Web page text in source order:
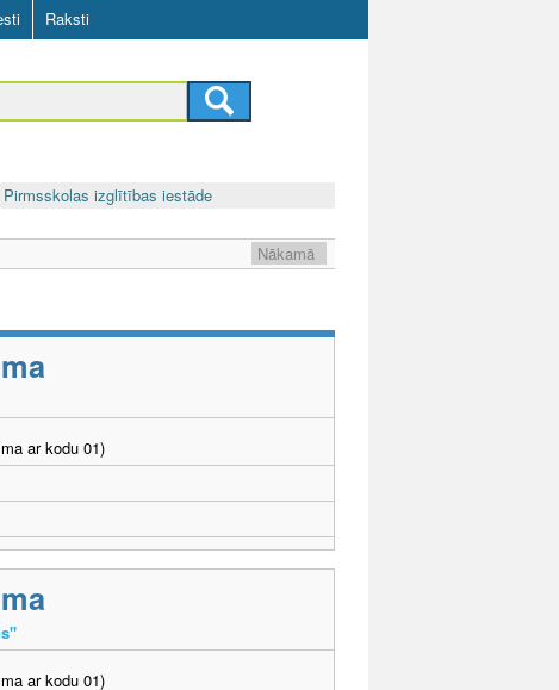
Raksti
Pirmsskolas izglītības iestāde
Nākamā
ar kodu 01)
ar kodu 01)